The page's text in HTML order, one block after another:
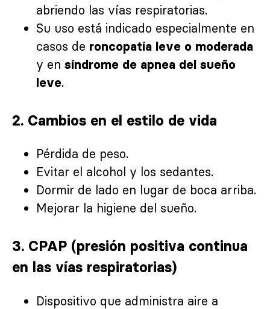
abriendo las vías respiratorias.
Su uso está indicado especialmente en
casos de roncopatía leve o moderada
y en síndrome de apnea del sueño
leve.
2. Cambios en el estilo de vida
Pérdida de peso.
Evitar el alcohol y los sedantes.
Dormir de lado en lugar de boca arriba.
Mejorar la higiene del sueño.
3. CPAP (presión positiva continua
en las vías respiratorias)
Dispositivo que administra aire a